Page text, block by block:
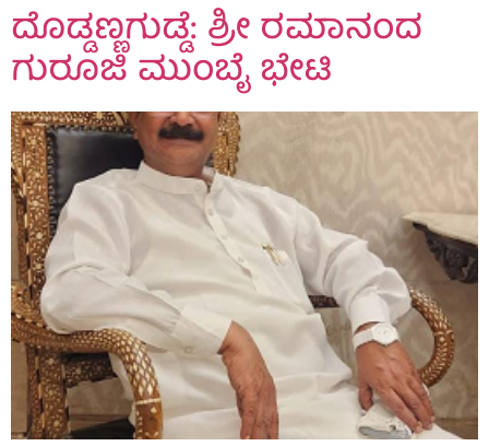
ದೊಡ್ಡಣ್ಣಗುಡ್ಡೆ: ಶ್ರೀ ರಮಾನಂದ
ಗುರೂಜಿ ಮುಂಬೈ ಭೇಟಿ